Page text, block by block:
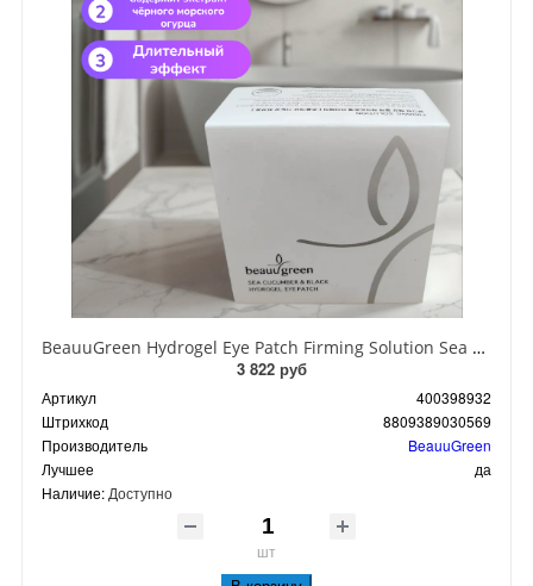
BeauuGreen Hydrogel Eye Patch Firming Solution Sea Cocumber & Black Гидрогелевые патчи для кожи вокруг глаз с экстрактом черного морского огурца 60 шт 90 гр
3 822 руб
Артикул
400398932
Штрихкод
8809389030569
Производитель
BeauuGreen
Лучшее
да
Наличие: Доступно
шт